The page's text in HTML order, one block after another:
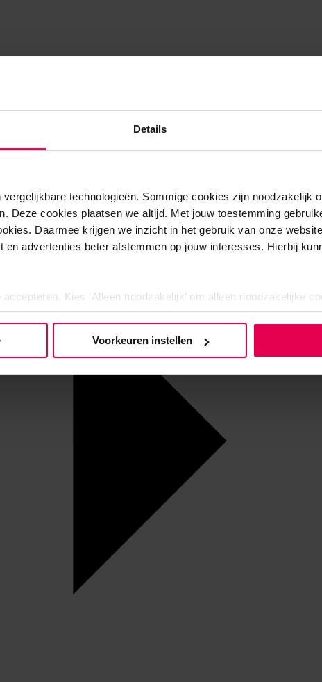
Details
technologieën. Sommige cookies zijn noodzakelijk
Deze cookies plaatsen we altijd. Met jouw toestemming
Daarmee krijgen we inzicht in het gebruik van onze
en advertenties beter afstemmen op jouw interesses. Hierbij
accepteren. Kies ‘Alleen noodzakelijk’ om alleen noodzakelijke
categorie kiezen welke cookies je accepteert. Je kunt je keuze
Voorkeuren instellen